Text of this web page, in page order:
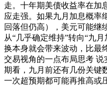
走。十年期美债收益率在加
应走强。如果九月加息概率
回落但仍高），美元可能继
从“几乎确定维持”转向“九
换本身就会带来波动，比最
交易视角的一点布局思考
期看，九月前还有几份关键
一次超预期都可能再推高或